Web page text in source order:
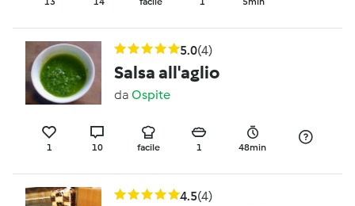
5.0(4)
Salsa all'aglio
da Ospite
1 10 facile 1 48min
4.5(4)